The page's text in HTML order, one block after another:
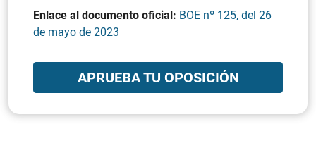
Enlace al documento oficial: BOE nº 125, del 26
de mayo de 2023
APRUEBA TU OPOSICIÓN